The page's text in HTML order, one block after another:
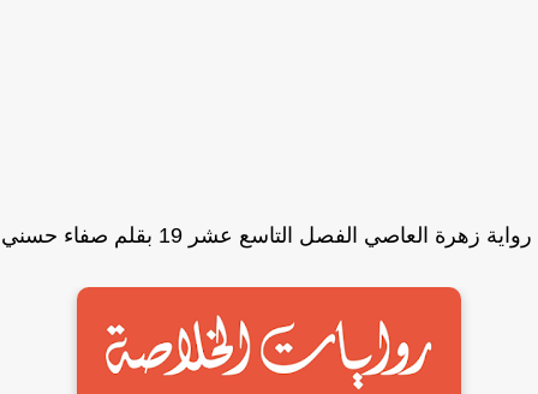
زهرة العاصي الفصل التاسع عشر 19 بقلم صفاء حسني